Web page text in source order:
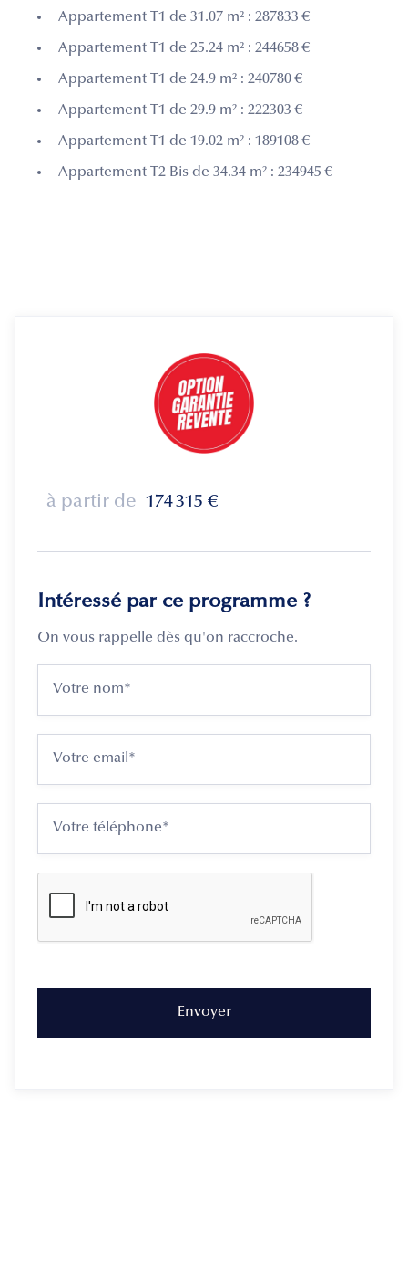
Appartement T1 de 31.07 m² : 287833 €
Appartement T1 de 25.24 m² : 244658 €
Appartement T1 de 24.9 m² : 240780 €
Appartement T1 de 29.9 m² : 222303 €
Appartement T1 de 19.02 m² : 189108 €
Appartement T2 Bis de 34.34 m² : 234945 €
à partir de 174 315 €
Intéressé par ce programme ?
On vous rappelle dès qu'on raccroche.